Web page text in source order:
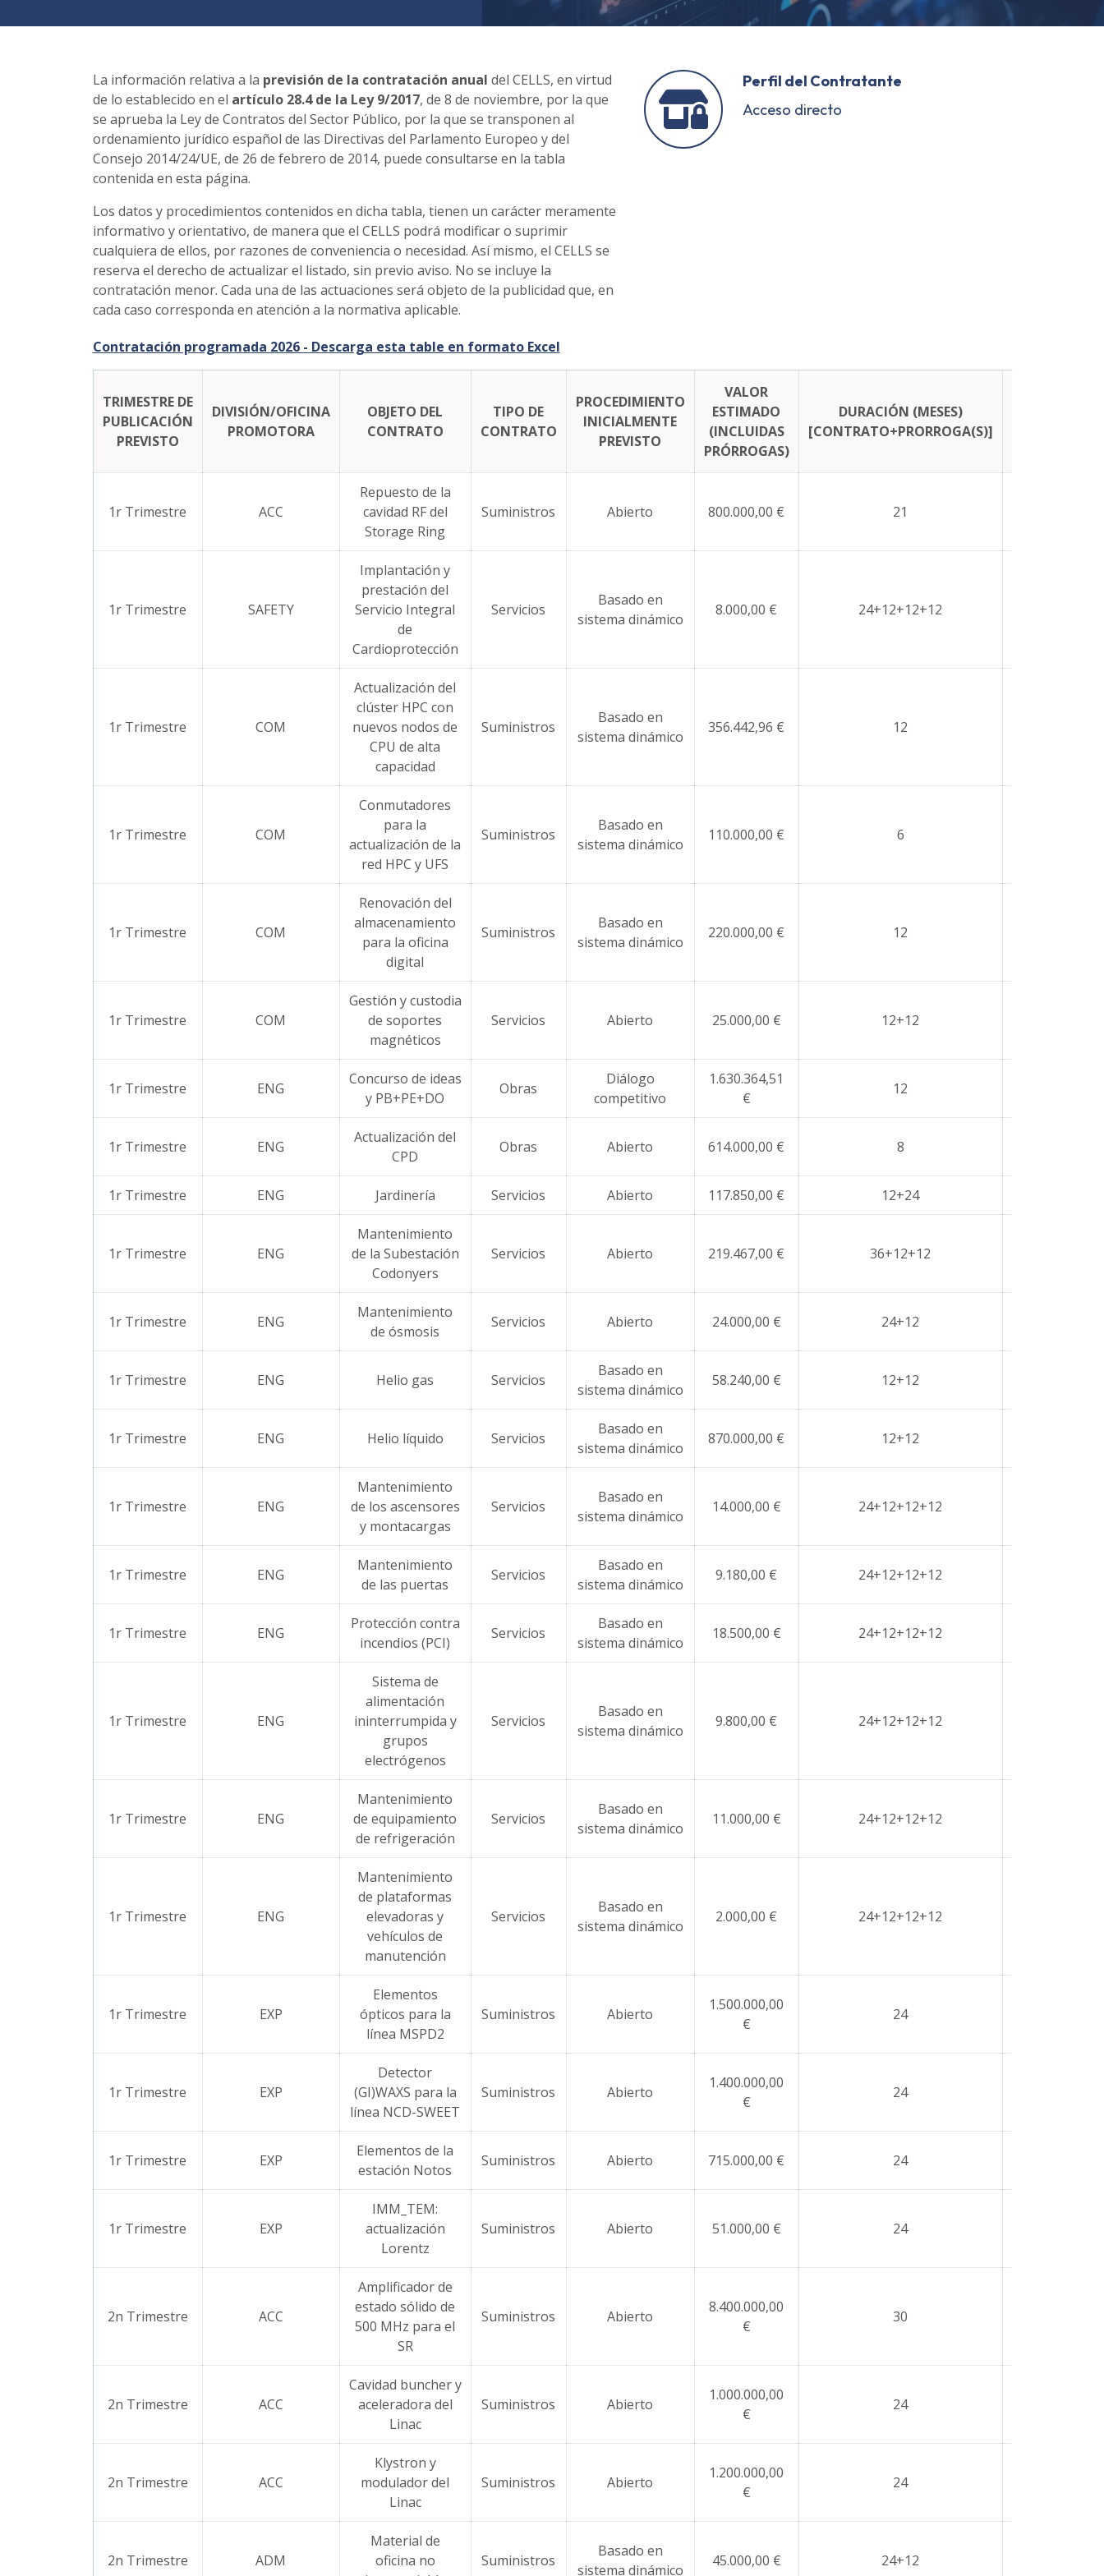
La información relativa a la previsión de la contratación anual del CELLS, en virtud
de lo establecido en el artículo 28.4 de la Ley 9/2017, de 8 de noviembre, por la que
se aprueba la Ley de Contratos del Sector Público, por la que se transponen al
ordenamiento jurídico español de las Directivas del Parlamento Europeo y del
Consejo 2014/24/UE, de 26 de febrero de 2014, puede consultarse en la tabla
contenida en esta página.
Los datos y procedimientos contenidos en dicha tabla, tienen un carácter meramente
informativo y orientativo, de manera que el CELLS podrá modificar o suprimir
cualquiera de ellos, por razones de conveniencia o necesidad. Así mismo, el CELLS se
reserva el derecho de actualizar el listado, sin previo aviso. No se incluye la
contratación menor. Cada una de las actuaciones será objeto de la publicidad que, en
cada caso corresponda en atención a la normativa aplicable.
Perfil del Contratante
Acceso directo
Contratación programada 2026 - Descarga esta table en formato Excel
TRIMESTRE DE
PUBLICACIÓN
PREVISTO
DIVISIÓN/OFICINA
PROMOTORA
OBJETO DEL
CONTRATO
TIPO DE
CONTRATO
PROCEDIMIENTO
INICIALMENTE
PREVISTO
VALOR
ESTIMADO
(INCLUIDAS
PRÓRROGAS)
DURACIÓN (MESES)
[CONTRATO+PRORROGA(S)]
1r Trimestre ACC
Repuesto de la
cavidad RF del
Storage Ring
Suministros Abierto 800.000,00 € 21
1r Trimestre SAFETY
Implantación y
prestación del
Servicio Integral
de
Cardioprotección
Servicios
Basado en
sistema dinámico
8.000,00 € 24+12+12+12
1r Trimestre COM
Actualización del
clúster HPC con
nuevos nodos de
CPU de alta
capacidad
Suministros
Basado en
sistema dinámico
356.442,96 € 12
1r Trimestre COM
Conmutadores
para la
actualización de la
red HPC y UFS
Suministros
Basado en
sistema dinámico
110.000,00 € 6
1r Trimestre COM
Renovación del
almacenamiento
para la oficina
digital
Suministros
Basado en
sistema dinámico
220.000,00 € 12
1r Trimestre COM
Gestión y custodia
de soportes
magnéticos
Servicios Abierto 25.000,00 € 12+12
1r Trimestre ENG
Concurso de ideas
y PB+PE+DO
Obras
Diálogo
competitivo
1.630.364,51
€
12
1r Trimestre ENG
Actualización del
CPD
Obras Abierto 614.000,00 € 8
1r Trimestre ENG Jardinería Servicios Abierto 117.850,00 € 12+24
1r Trimestre ENG
Mantenimiento
de la Subestación
Codonyers
Servicios Abierto 219.467,00 € 36+12+12
1r Trimestre ENG
Mantenimiento
de ósmosis
Servicios Abierto 24.000,00 € 24+12
1r Trimestre ENG Helio gas Servicios
Basado en
sistema dinámico
58.240,00 € 12+12
1r Trimestre ENG Helio líquido Servicios
Basado en
sistema dinámico
870.000,00 € 12+12
1r Trimestre ENG
Mantenimiento
de los ascensores
y montacargas
Servicios
Basado en
sistema dinámico
14.000,00 € 24+12+12+12
1r Trimestre ENG
Mantenimiento
de las puertas
Servicios
Basado en
sistema dinámico
9.180,00 € 24+12+12+12
1r Trimestre ENG
Protección contra
incendios (PCI)
Servicios
Basado en
sistema dinámico
18.500,00 € 24+12+12+12
1r Trimestre ENG
Sistema de
alimentación
ininterrumpida y
grupos
electrógenos
Servicios
Basado en
sistema dinámico
9.800,00 € 24+12+12+12
1r Trimestre ENG
Mantenimiento
de equipamiento
de refrigeración
Servicios
Basado en
sistema dinámico
11.000,00 € 24+12+12+12
1r Trimestre ENG
Mantenimiento
de plataformas
elevadoras y
vehículos de
manutención
Servicios
Basado en
sistema dinámico
2.000,00 € 24+12+12+12
1r Trimestre EXP
Elementos
ópticos para la
línea MSPD2
Suministros Abierto
1.500.000,00
€
24
1r Trimestre EXP
Detector
(GI)WAXS para la
línea NCD-SWEET
Suministros Abierto
1.400.000,00
€
24
1r Trimestre EXP
Elementos de la
estación Notos
Suministros Abierto 715.000,00 € 24
1r Trimestre EXP
IMM_TEM:
actualización
Lorentz
Suministros Abierto 51.000,00 € 24
2n Trimestre ACC
Amplificador de
estado sólido de
500 MHz para el
SR
Suministros Abierto
8.400.000,00
€
30
2n Trimestre ACC
Cavidad buncher y
aceleradora del
Linac
Suministros Abierto
1.000.000,00
€
24
2n Trimestre ACC
Klystron y
modulador del
Linac
Suministros Abierto
1.200.000,00
€
24
2n Trimestre ADM
Material de
oficina no
Suministros
Basado en
sistema dinámico
45.000,00 € 24+12